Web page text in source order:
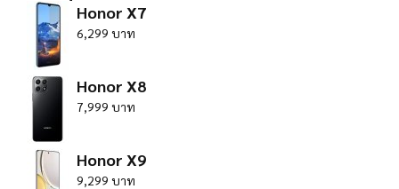
Honor X7
6,299 บาท
Honor X8
7,999 บาท
Honor X9
9,299 บาท